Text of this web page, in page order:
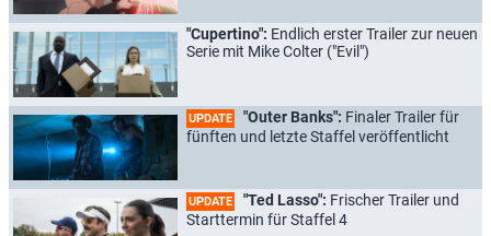
"Cupertino": Endlich erster Trailer zur neuen
Serie mit Mike Colter ("Evil")
UPDATE "Outer Banks": Finaler Trailer für
fünften und letzte Staffel veröffentlicht
UPDATE "Ted Lasso": Frischer Trailer und
Starttermin für Staffel 4